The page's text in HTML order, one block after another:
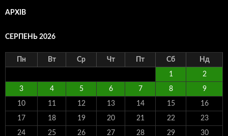
АРХІВ
СЕРПЕНЬ 2026
Пн Вт Ср Чт Пт Сб Нд
1 2
3 4 5 6 7 8 9
10 11 12 13 14 15 16
17 18 19 20 21 22 23
24 25 26 27 28 29 30